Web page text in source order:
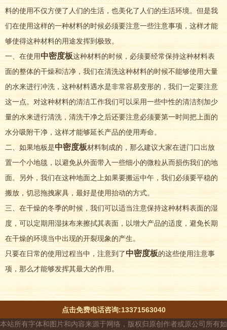
料的使用不仅方便了人们的生活，也美化了人们的生活环境。但是我
们在使用这样的一种材料的时候必须要注意一些注意事项，这样才能
够使得这种材料的用途发挥到极致。
一、在使用中密度板这种材料的时候，必须要经常保持这种材料表
面的整体的干燥和洁净，我们在清洗这种材料的时候不能够使用大量
的水来进行冲洗，这种材料遇水是非常容易变形的，我们一定要注意
这一点。对这种材料的清洁工作我们可以采用一些中性的清洁剂加少
量的水来进行清洗，清洗干净之后还要注意必须要第一时间把上面的
水分吸附干净，这样才能够延长产品的使用寿命。
二、如果地板是中密度板材料制成的，那么建议大家在进门口出放
置一个小地毯，以避免从外面带入一些细小的微粒从而损伤我们的地
面。另外，我们在这种地面之上如果要搬运中午，我们必须要平稳的
搬放，切忌拖拽家具，最好是使用抬动的方式。
三、在干燥的冬季的时候，我们可以适当注意保持这种材料表面的湿
度，可以定期用湿抹布来擦拭其表面，以增大产品的适度，避免长期
在干燥的环境当中出现的开裂现象的产生。
只要在日常的使用过程当中，注意到了中密度板的这些使用注意事
项，那么才能够发挥其最大的作用。
点击免费电话咨询:13371563040
本站所有字体和图片和内容来源于网络，版权归原创作者或原公司所有如